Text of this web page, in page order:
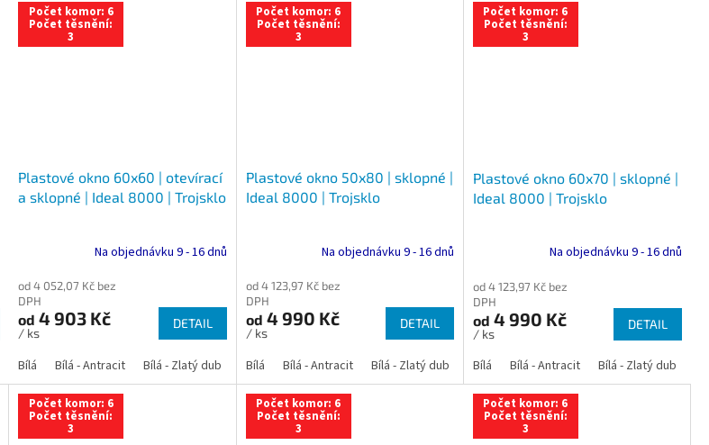
Bílá - Tmavý dub Bílá - Ořech Bílá - Mahagon Antracit Zlatý dub Tmavý dub Ořech Mahagon
Počet komor: 6
Počet těsnění:
3
Plastové okno 60x60 | otevírací
a sklopné | Ideal 8000 | Trojsklo
Na objednávku 9 - 16 dnů
od 4 052,07 Kč bez
DPH
od 4 903 Kč
/ ks
DETAIL
Bílá Bílá - Antracit Bílá - Zlatý dub Bílá - Tmavý dub Bílá - Ořech Bílá - Mahagon Antracit Zlatý dub Tmavý dub
Počet komor: 6
Počet těsnění:
3
Plastové okno 50x80 | sklopné |
Ideal 8000 | Trojsklo
Na objednávku 9 - 16 dnů
od 4 123,97 Kč bez
DPH
od 4 990 Kč
/ ks
DETAIL
Bílá Bílá - Antracit Bílá - Zlatý dub Bílá - Tmavý dub Bílá - Ořech Bílá -
Počet komor: 6
Počet těsnění:
3
Plastové okno 60x70 | sklopné |
Ideal 8000 | Trojsklo
Na objednávku 9 - 16 dnů
od 4 123,97 Kč bez
DPH
od 4 990 Kč
/ ks
DETAIL
Bílá Bílá - Antracit Bílá - Zlatý dub
Počet komor: 6
Počet těsnění:
3
Počet komor: 6
Počet těsnění:
3
Počet komor: 6
Počet těsnění:
3